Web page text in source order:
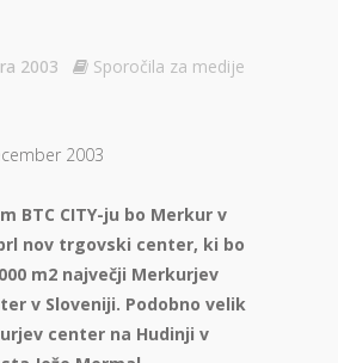
2003 Sporočila za medije
2003
BTC CITY-ju bo Merkur v
nov trgovski center, ki bo
m2 največji Merkurjev
v Sloveniji. Podobno velik
center na Hudinji v